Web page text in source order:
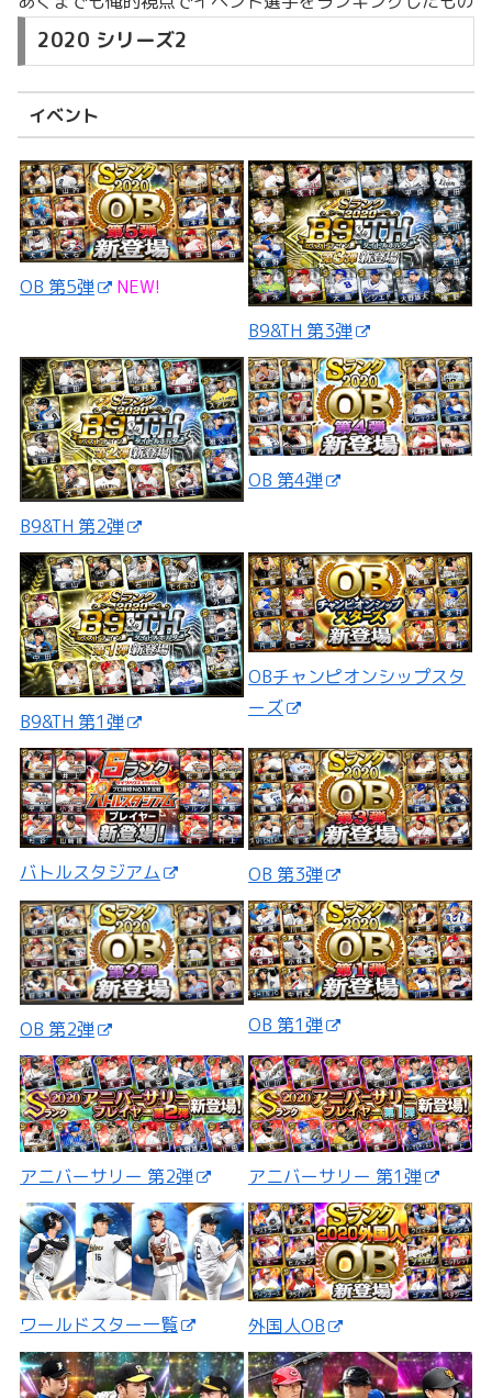
2020 シリーズ2
イベント
OB 第5弾
NEW!
B9&TH 第3弾
B9&TH 第2弾
OB 第4弾
B9&TH 第1弾
OBチャンピオンシップスタ
ーズ
バトルスタジアム OB 第3弾
OB 第2弾 OB 第1弾
アニバーサリー 第2弾 アニバーサリー 第1弾
ワールドスター一覧 外国人OB